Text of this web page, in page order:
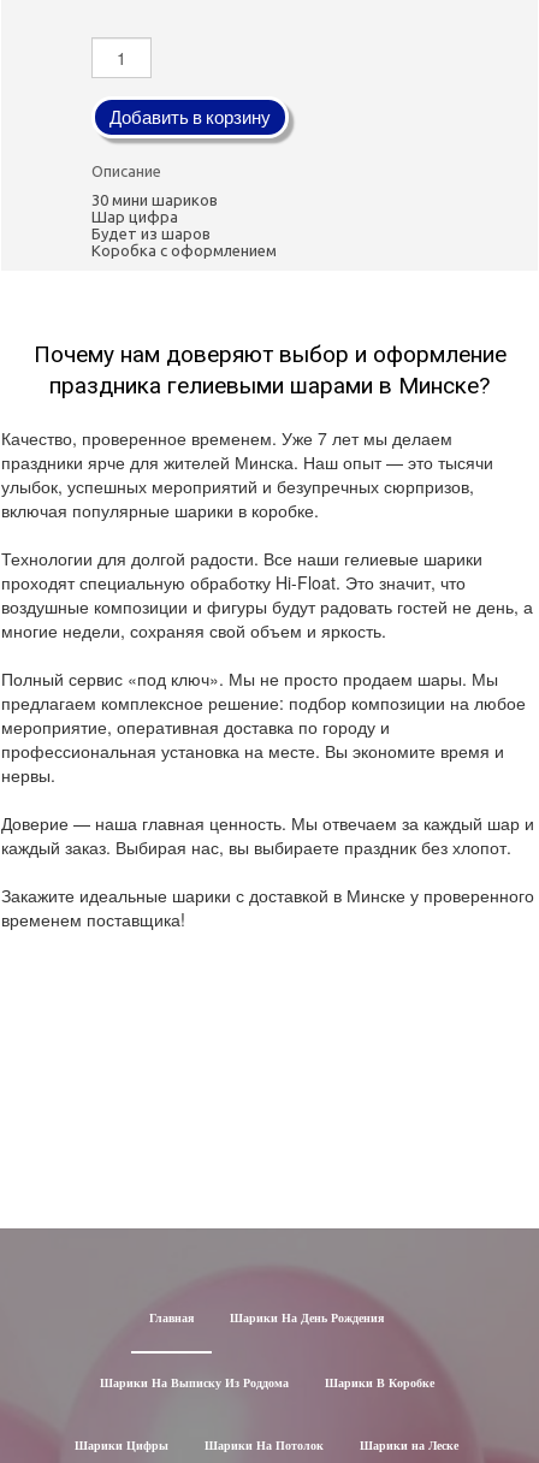
Добавить в корзину
Описание
30 мини шариков
Шар цифра
Будет из шаров
Коробка с оформлением
Почему нам доверяют выбор и оформление
праздника гелиевыми шарами в Минске?
Качество, проверенное временем. Уже 7 лет мы делаем
праздники ярче для жителей Минска. Наш опыт — это тысячи
улыбок, успешных мероприятий и безупречных сюрпризов,
включая популярные шарики в коробке.
Технологии для долгой радости. Все наши гелиевые шарики
проходят специальную обработку Hi-Float. Это значит, что
воздушные композиции и фигуры будут радовать гостей не день, а
многие недели, сохраняя свой объем и яркость.
Полный сервис «под ключ». Мы не просто продаем шары. Мы
предлагаем комплексное решение: подбор композиции на любое
мероприятие, оперативная доставка по городу и
профессиональная установка на месте. Вы экономите время и
нервы.
Доверие — наша главная ценность. Мы отвечаем за каждый шар и
каждый заказ. Выбирая нас, вы выбираете праздник без хлопот.
Закажите идеальные шарики с доставкой в Минске у проверенного
временем поставщика!
Главная Шарики На День Рождения
Шарики На Выписку Из Роддома Шарики В Коробке
Шарики Цифры Шарики На Потолок Шарики на Леске